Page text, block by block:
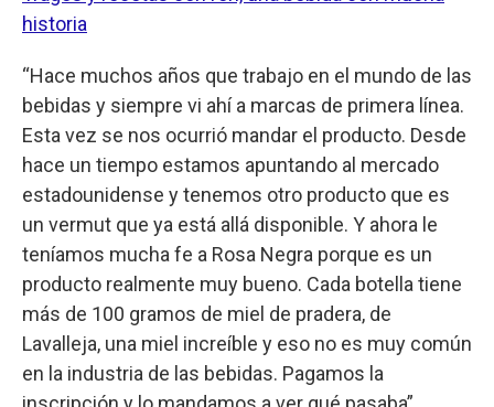
historia
“Hace muchos años que trabajo en el mundo de las
bebidas y siempre vi ahí a marcas de primera línea.
Esta vez se nos ocurrió mandar el producto. Desde
hace un tiempo estamos apuntando al mercado
estadounidense y tenemos otro producto que es
un vermut que ya está allá disponible. Y ahora le
teníamos mucha fe a Rosa Negra porque es un
producto realmente muy bueno. Cada botella tiene
más de 100 gramos de miel de pradera, de
Lavalleja, una miel increíble y eso no es muy común
en la industria de las bebidas. Pagamos la